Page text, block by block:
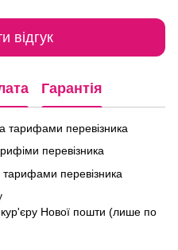
відгук
Гарантія
тарифами перевізника
перевізника
перевізника
кур'єру Нової пошти (лише по